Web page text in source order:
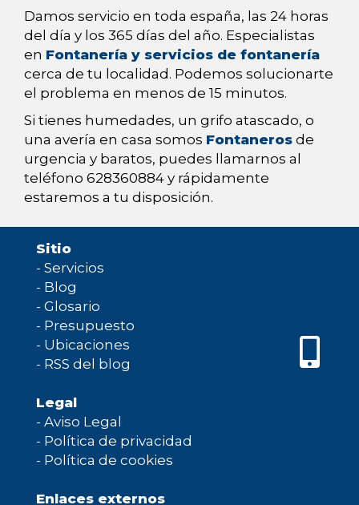
Damos servicio en toda españa, las 24 horas
del día y los 365 días del año. Especialistas
en Fontanería y servicios de fontanería
cerca de tu localidad. Podemos solucionarte
el problema en menos de 15 minutos.
Si tienes humedades, un grifo atascado, o
una avería en casa somos Fontaneros de
urgencia y baratos, puedes llamarnos al
teléfono 628360884 y rápidamente
estaremos a tu disposición.
Sitio
- Servicios
- Blog
- Glosario
- Presupuesto
- Ubicaciones
- RSS del blog
Legal
- Aviso Legal
- Política de privacidad
- Política de cookies
Enlaces externos